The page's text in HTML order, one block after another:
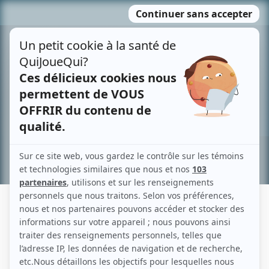
MENU
contenu
Recherche avancée »
CAMILLE GIGUÈRE-CÔTÉ
Liens
Fiche de Camille Giguère-Côté sur Showbizz.net